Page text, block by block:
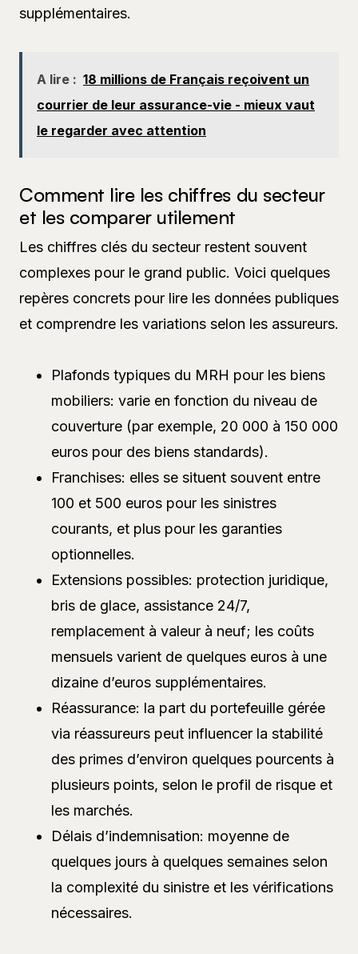
supplémentaires.
A lire : 18 millions de Français reçoivent un
courrier de leur assurance-vie - mieux vaut
le regarder avec attention
Comment lire les chiffres du secteur
et les comparer utilement
Les chiffres clés du secteur restent souvent
complexes pour le grand public. Voici quelques
repères concrets pour lire les données publiques
et comprendre les variations selon les assureurs.
Plafonds typiques du MRH pour les biens
mobiliers: varie en fonction du niveau de
couverture (par exemple, 20 000 à 150 000
euros pour des biens standards).
Franchises: elles se situent souvent entre
100 et 500 euros pour les sinistres
courants, et plus pour les garanties
optionnelles.
Extensions possibles: protection juridique,
bris de glace, assistance 24/7,
remplacement à valeur à neuf; les coûts
mensuels varient de quelques euros à une
dizaine d’euros supplémentaires.
Réassurance: la part du portefeuille gérée
via réassureurs peut influencer la stabilité
des primes d’environ quelques pourcents à
plusieurs points, selon le profil de risque et
les marchés.
Délais d’indemnisation: moyenne de
quelques jours à quelques semaines selon
la complexité du sinistre et les vérifications
nécessaires.